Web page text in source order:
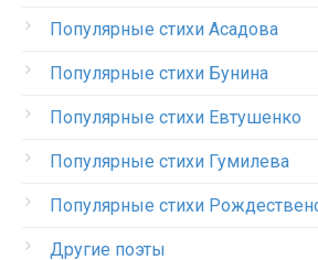
Популярные стихи Асадова
Популярные стихи Бунина
Популярные стихи Евтушенко
Популярные стихи Гумилева
Популярные стихи
Другие поэты